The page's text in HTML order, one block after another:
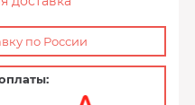
по России